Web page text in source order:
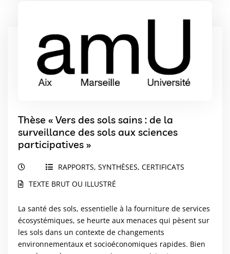
Thèse « Vers des sols sains : de la
surveillance des sols aux sciences
participatives »
RAPPORTS, SYNTHÈSES, CERTIFICATS
TEXTE BRUT OU ILLUSTRÉ
La santé des sols, essentielle à la fourniture de services
écosystémiques, se heurte aux menaces qui pèsent sur
les sols dans un contexte de changements
environnementaux et socioéconomiques rapides. Bien